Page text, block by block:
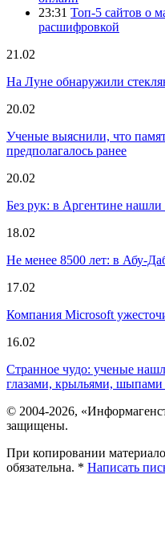
23:31 Топ-5 сайтов о
расшифровкой
21.02
На Луне обнаружили
20.02
Ученые выяснили, что
предполагалось ранее
20.02
Без рук: в Аргентине
18.02
Не менее 8500 лет: в Абу-
17.02
Компания Microsoft
16.02
Странное чудо: ученые
глазами, крыльями, шыпами
© 2004-2026,
защищены.
При копировании
обязательна. * Написать